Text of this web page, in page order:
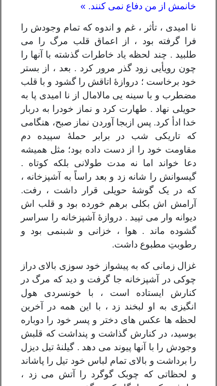
خانمش از من دفاع نمی کنند. »
نا امیدی ، تأثر ، غم و اندوه که تمام وجودش را
فرا گرفته بود ، از اعماق قلب مرگ را می
طلبید . چند لحظه یاد خاطرات گذشته با آنها را
چون رویأیی زود گذر مرور کرد . بعد ، از بستر
خود برخاست ؛ دروازۀ اتاقش را گشود و با قلب
مضطرب و با سینه یی مالامال از نا امیدی پا به
حویلی نهاد . طهارت کرد و نماز خودرا به دربار
خدا ادأ کرد. پس ازبجا آوردن نماز صبح، هنگامی
که تاریکی شب در برابر حملۀ سپیده دم
مقاومت خود را از دست داده بود؛ مثل همیشه
دعا خواند اما نه مدت طولانی بلکه کوتاه .
گیسوانش را شانه زد و بعد راساً به آشپزخانه ،
که در یک گوشۀ حویلی قرار داشت ، رفت.
آرامش اش بکلی برهم خورده بود و قلب اش
دیوانه وار می تپید . دروازۀ آشپزخانه را سراسر
گشوده ماند . هوا ، خزانی و شبنمی بود و
رطوبتِ مطبوع داشت.
غزال زمانی که به پیشواز خود سوزی بالای دراز
چوکی در آشپزخانه جا گرفت و دید که مرگ در
کنارش ایستاده است ، با خونسردی هول
انگیزی به او لبخند زد ، با این همه در آخرین
لحظه ها عکس های دختر و پسر خود را دوباره
بوسید، در کنارش گذاشت و پنداشت که قلبش
وجودش را با آنها پیوند می دهد . گیلنۀ تیل دیزل
را برداشت و بالای تمام لباس خود تیل را پاشاند
و لحظاتی که چوبک گوگرد را آتش می زد ،